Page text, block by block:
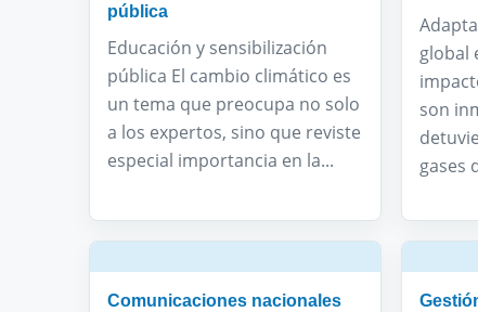
pública
Educación y sensibilización
pública El cambio climático es
un tema que preocupa no solo
a los expertos, sino que reviste
especial importancia en la...
global
son
gases
Comunicaciones nacionales